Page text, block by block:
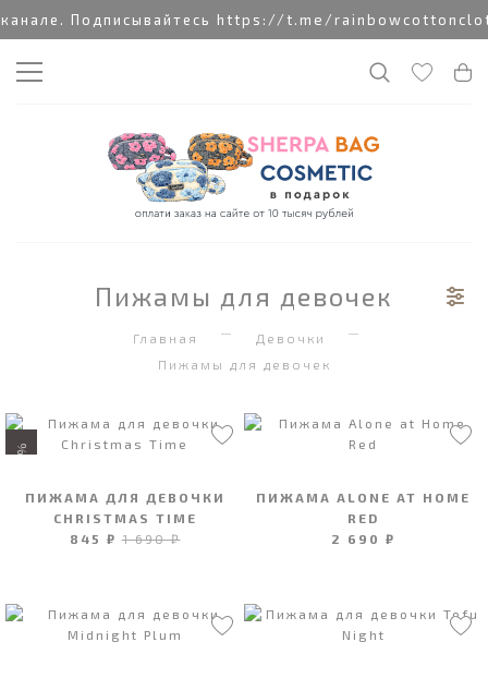
Подписывайтесь https://t.me/
Пижамы для девочек
Главная
Девочки
Пижамы для девочек
50%
ПИЖАМА ДЛЯ ДЕВОЧКИ
CHRISTMAS TIME
845 ₽1 690 ₽
ПИЖАМА ALONE AT HOME
RED
2 690 ₽